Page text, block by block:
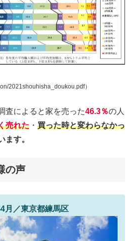
2021shouhisha_doukou.pdf）
査によると家を売った46.3％の人
売れた ・ 買った時と変わらなかっ
ます。
の声
月／東京都練馬区